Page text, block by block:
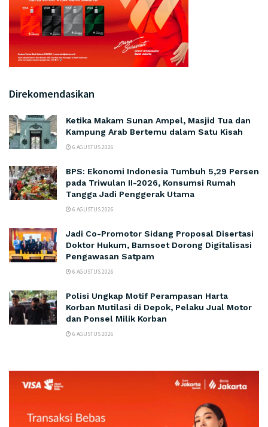
Direkomendasikan
Ketika Makam Sunan Ampel, Masjid Tua dan
Kampung Arab Bertemu dalam Satu Kisah
6 AGUSTUS 2026
BPS: Ekonomi Indonesia Tumbuh 5,29 Persen
pada Triwulan II-2026, Konsumsi Rumah
Tangga Jadi Penggerak Utama
6 AGUSTUS 2026
Jadi Co-Promotor Sidang Proposal Disertasi
Doktor Hukum, Bamsoet Dorong Digitalisasi
Pengawasan Satpam
6 AGUSTUS 2026
Polisi Ungkap Motif Perampasan Harta
Korban Mutilasi di Depok, Pelaku Jual Motor
dan Ponsel Milik Korban
6 AGUSTUS 2026